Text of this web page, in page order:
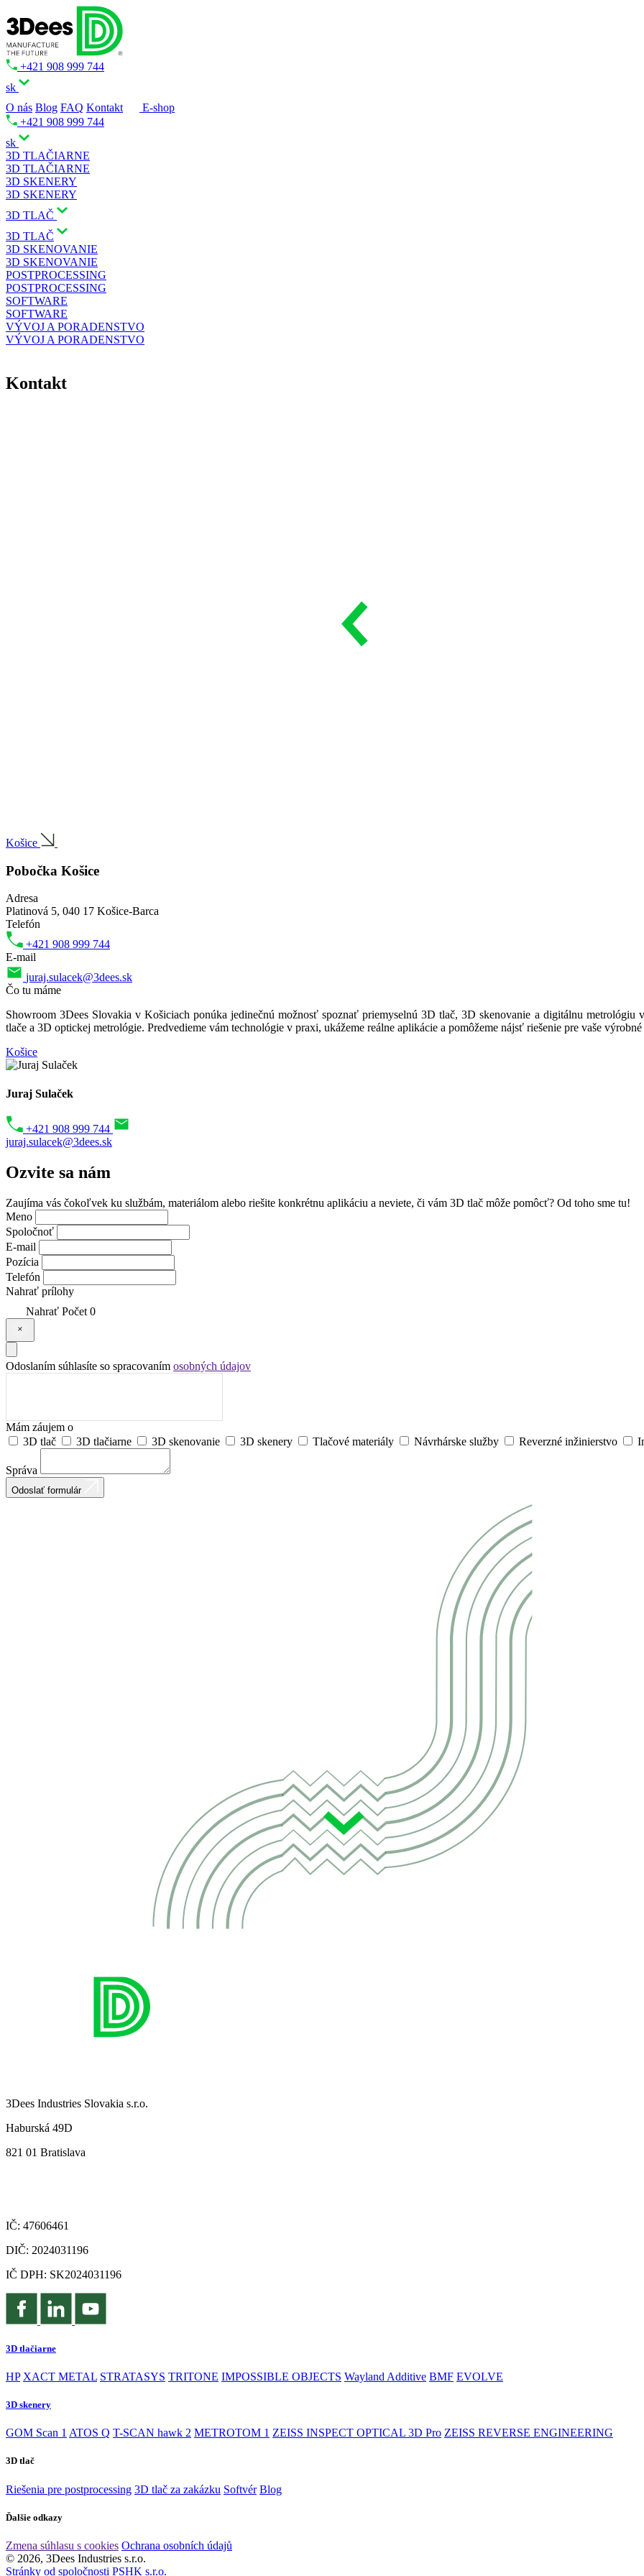
+421 908 999 744
sk
O nás Blog FAQ Kontakt
E-shop
+421 908 999 744
sk
3D TLAČIARNE
3D TLAČIARNE
3D SKENERY
3D SKENERY
3D TLAČ
3D TLAČ
3D SKENOVANIE
3D SKENOVANIE
POSTPROCESSING
POSTPROCESSING
SOFTWARE
SOFTWARE
VÝVOJ A PORADENSTVO
VÝVOJ A PORADENSTVO
Kontakt
Košice
Pobočka Košice
Adresa
Platinová 5, 040 17 Košice-Barca
Telefón
+421 908 999 744
E-mail
juraj.sulacek@3dees.sk
Čo tu máme
Showroom 3Dees Slovakia v Košiciach ponúka jedinečnú možnosť spoznať priemyselnú 3D tlač, 3D skenovanie a digitálnu
tlače a 3D optickej metrológie. Predvedieme vám technológie v praxi, ukážeme reálne aplikácie a pomôžeme nájsť riešenie pre vaše výrobné
+
−
Košice
Juraj Sulaček
+421 908 999 744
juraj.sulacek@3dees.sk
Ozvite sa nám
Zaujíma vás čokoľvek ku službám, materiálom alebo riešite konkrétnu aplikáciu a neviete, či vám 3D tlač môže pomôcť? Od toho sme tu!
Meno
Spoločnoť
E-mail
Pozícia
Telefón
Nahrať prílohy
Nahrať Počet 0
Odoslaním súhlasíte so spracovaním osobných údajov
Mám záujem o
3D tlač
3D tlačiarne 3D skenovanie 3D skenery Tlačové materiály Návrhárske služby Reverzné inžinierstvo
Správa
Odoslať formulár
3Dees Industries Slovakia s.r.o.
Haburská 49D
821 01 Bratislava
IČ: 47606461
DIČ: 2024031196
IČ DPH: SK2024031196
3D tlačiarne
HP XACT METAL STRATASYS TRITONE IMPOSSIBLE OBJECTS Wayland Additive BMF EVOLVE
3D skenery
GOM Scan 1 ATOS Q T-SCAN hawk 2 METROTOM 1 ZEISS INSPECT OPTICAL 3D Pro ZEISS REVERSE ENGINEERING
3D tlač
Riešenia pre postprocessing 3D tlač za zakázku Softvér Blog
Ďalšie odkazy
Zmena súhlasu s cookies Ochrana osobních údajů
© 2026, 3Dees Industries s.r.o.
Stránky od spoločnosti PSHK s.r.o.